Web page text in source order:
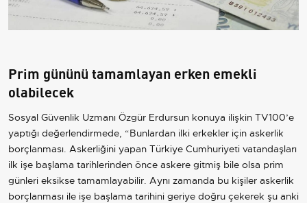
Prim gününü tamamlayan erken emekli
olabilecek
Sosyal Güvenlik Uzmanı Özgür Erdursun konuya ilişkin TV100’e
yaptığı değerlendirmede, “Bunlardan ilki erkekler için askerlik
borçlanması. Askerliğini yapan Türkiye Cumhuriyeti vatandaşları
ilk işe başlama tarihlerinden önce askere gitmiş bile olsa prim
günleri eksikse tamamlayabilir. Aynı zamanda bu kişiler askerlik
borçlanması ile işe başlama tarihini geriye doğru çekerek şu anki